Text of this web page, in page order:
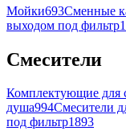
Мойки693Сменные
выходом под фильтр
Смесители
Комплектующие для
душа994Смесители
под фильтр1893